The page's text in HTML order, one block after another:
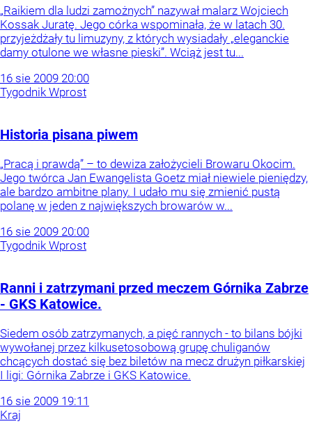
„Raikiem dla ludzi zamożnych” nazywał malarz Wojciech
Kossak Juratę. Jego córka wspominała, że w latach 30.
przyjeżdżały tu limuzyny, z których wysiadały „eleganckie
damy otulone we własne pieski”. Wciąż jest tu...
16 sie 2009 20:00
Tygodnik Wprost
Historia pisana piwem
„Pracą i prawdą” – to dewiza założycieli Browaru Okocim.
Jego twórca Jan Ewangelista Goetz miał niewiele pieniędzy,
ale bardzo ambitne plany. I udało mu się zmienić pustą
polanę w jeden z największych browarów w...
16 sie 2009 20:00
Tygodnik Wprost
Ranni i zatrzymani przed meczem Górnika Zabrze
- GKS Katowice.
Siedem osób zatrzymanych, a pięć rannych - to bilans bójki
wywołanej przez kilkusetosobową grupę chuliganów
chcących dostać się bez biletów na mecz drużyn piłkarskiej
I ligi: Górnika Zabrze i GKS Katowice.
16 sie 2009 19:11
Kraj